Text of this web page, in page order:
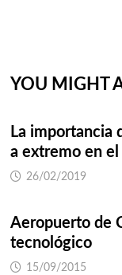
YOU MIGHT
La importancia
a extremo en el
26/02/2019
Aeropuerto de
tecnológico
15/09/2015